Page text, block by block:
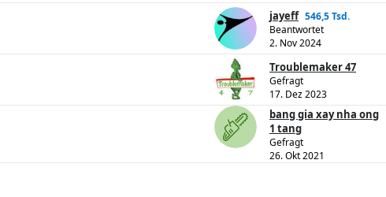
jayeff 546,5 Tsd.
Beantwortet
2. Nov 2024
Troublemaker 47
Gefragt
17. Dez 2023
bang gia xay nha ong
1 tang
Gefragt
26. Okt 2021